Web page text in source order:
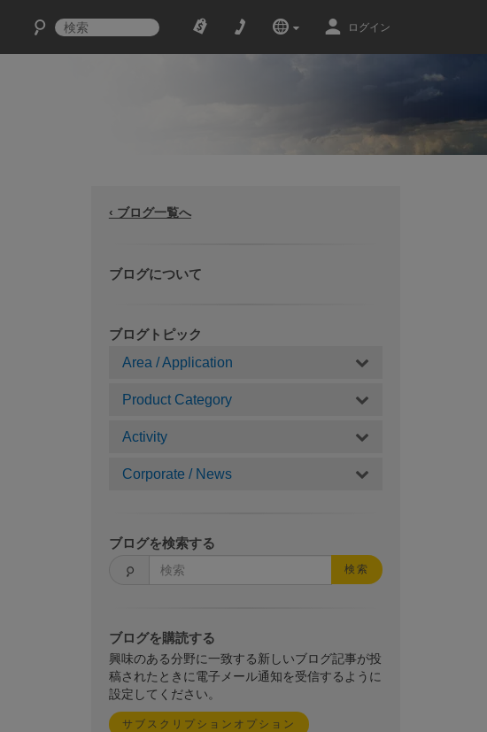
ログイン
‹ ブログ一覧へ
ブログについて
ブログトピック
Area / Application
Product Category
Activity
Corporate / News
ブログを検索する
検索
ブログを購読する
興味のある分野に一致する新しいブログ記事が投
稿されたときに電子メール通知を受信するように
設定してください。
サブスクリプションオプション